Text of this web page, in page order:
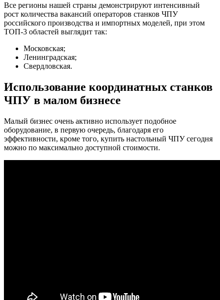
Все регионы нашей страны демонстрируют интенсивный
рост количества вакансий операторов станков ЧПУ
российского производства и импортных моделей, при этом
ТОП-3 областей выглядит так:
Московская;
Ленинградская;
Свердловская.
Использование координатных станков
ЧПУ в малом бизнесе
Малый бизнес очень активно использует подобное
оборудование, в первую очередь, благодаря его
эффективности, кроме того, купить настольный ЧПУ сегодня
можно по максимально доступной стоимости.